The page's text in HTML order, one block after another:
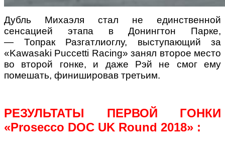
Дубль Михаэля стал не единственной
сенсацией этапа в Донингтон Парке,
— Топрак Разгатлиоглу, выступающий за
«Kawasaki Puccetti Racing» занял второе место
во второй гонке, и даже Рэй не смог ему
помешать, финишировав третьим.
РЕЗУЛЬТАТЫ ПЕРВОЙ ГОНКИ
«Prosecco DOC UK Round 2018» :